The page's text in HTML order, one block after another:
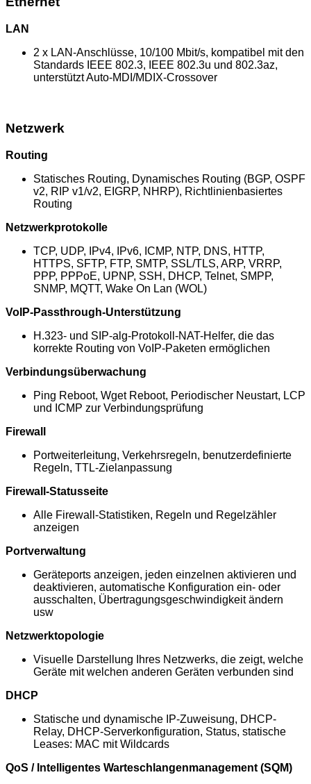
LAN
2 x LAN-Anschlüsse, 10/100 Mbit/s, kompatibel mit den
Standards IEEE 802.3, IEEE 802.3u und 802.3az,
unterstützt Auto-MDI/MDIX-Crossover
Netzwerk
Routing
Statisches Routing, Dynamisches Routing (BGP, OSPF
v2, RIP v1/v2, EIGRP, NHRP), Richtlinienbasiertes
Routing
Netzwerkprotokolle
TCP, UDP, IPv4, IPv6, ICMP, NTP, DNS, HTTP,
HTTPS, SFTP, FTP, SMTP, SSL/TLS, ARP, VRRP,
PPP, PPPoE, UPNP, SSH, DHCP, Telnet, SMPP,
SNMP, MQTT, Wake On Lan (WOL)
VoIP-Passthrough-Unterstützung
H.323- und SIP-alg-Protokoll-NAT-Helfer, die das
korrekte Routing von VoIP-Paketen ermöglichen
Verbindungsüberwachung
Ping Reboot, Wget Reboot, Periodischer Neustart, LCP
und ICMP zur Verbindungsprüfung
Firewall
Portweiterleitung, Verkehrsregeln, benutzerdefinierte
Regeln, TTL-Zielanpassung
Firewall-Statusseite
Alle Firewall-Statistiken, Regeln und Regelzähler
anzeigen
Portverwaltung
Geräteports anzeigen, jeden einzelnen aktivieren und
deaktivieren, automatische Konfiguration ein- oder
ausschalten, Übertragungsgeschwindigkeit ändern
usw
Netzwerktopologie
Visuelle Darstellung Ihres Netzwerks, die zeigt, welche
Geräte mit welchen anderen Geräten verbunden sind
DHCP
Statische und dynamische IP-Zuweisung, DHCP-
Relay, DHCP-Serverkonfiguration, Status, statische
Leases: MAC mit Wildcards
QoS / Intelligentes Warteschlangenmanagement (SQM)